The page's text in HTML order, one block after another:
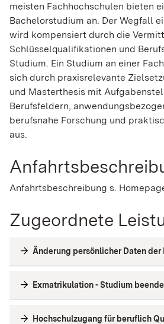
meisten Fachhochschulen bieten
Bachelorstudium an. Der Wegfall
wird kompensiert durch die
Schlüsselqualifikationen und
Studium. Ein Studium an einer
sich durch praxisrelevante
und Masterthesis mit
Berufsfeldern,
berufsnahe Forschung und
aus.
Anfahrtsbeschreibung s.
Zugeordnete
Änderung persönlicher Daten
Exmatrikulation - Studium
Hochschulzugang für beruflich